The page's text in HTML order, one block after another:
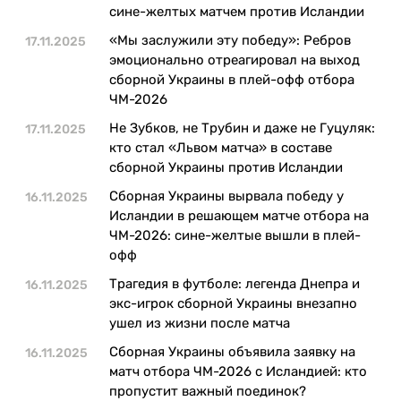
сине-желтых матчем против Исландии
17.11.2025
«Мы заслужили эту победу»: Ребров
эмоционально отреагировал на выход
сборной Украины в плей-офф отбора
ЧМ-2026
17.11.2025
Не Зубков, не Трубин и даже не Гуцуляк:
кто стал «Львом матча» в составе
сборной Украины против Исландии
16.11.2025
Сборная Украины вырвала победу у
Исландии в решающем матче отбора на
ЧМ-2026: сине-желтые вышли в плей-
офф
16.11.2025
Трагедия в футболе: легенда Днепра и
экс-игрок сборной Украины внезапно
ушел из жизни после матча
16.11.2025
Сборная Украины объявила заявку на
матч отбора ЧМ-2026 с Исландией: кто
пропустит важный поединок?